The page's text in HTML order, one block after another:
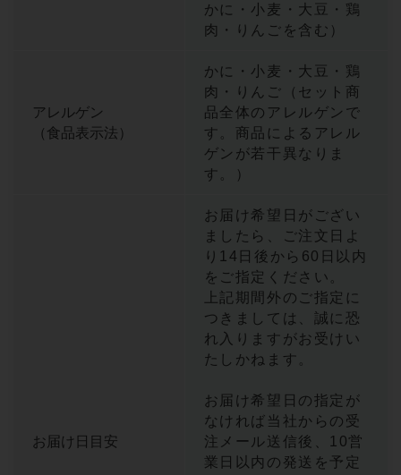
かに・小麦・大豆・鶏
肉・りんごを含む）
アレルゲン
（食品表示法）
かに・小麦・大豆・鶏
肉・りんご（セット商
品全体のアレルゲンで
す。商品によるアレル
ゲンが若干異なりま
す。）
お届け日目安
お届け希望日がござい
ましたら、ご注文日よ
り14日後から60日以内
をご指定ください。
上記期間外のご指定に
つきましては、誠に恐
れ入りますがお受けい
たしかねます。
お届け希望日の指定が
なければ当社からの受
注メール送信後、10営
業日以内の発送を予定